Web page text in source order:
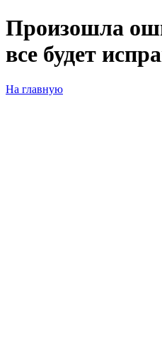
Произошла
все будет
На главную